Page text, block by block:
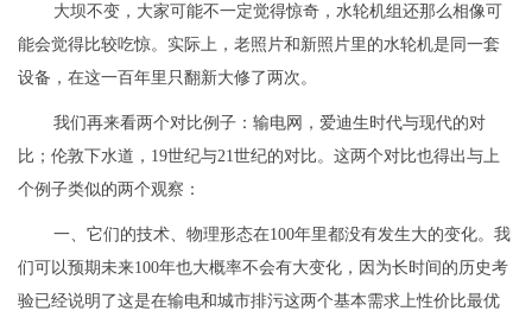
大坝不变，大家可能不一定觉得惊奇，水轮机组还那么相像可
能会觉得比较吃惊。实际上，老照片和新照片里的水轮机是同一套
设备，在这一百年里只翻新大修了两次。
我们再来看两个对比例子：输电网，爱迪生时代与现代的对
比；伦敦下水道，19世纪与21世纪的对比。这两个对比也得出与上
个例子类似的两个观察：
一、它们的技术、物理形态在100年里都没有发生大的变化。我
们可以预期未来100年也大概率不会有大变化，因为长时间的历史考
验已经说明了这是在输电和城市排污这两个基本需求上性价比最优